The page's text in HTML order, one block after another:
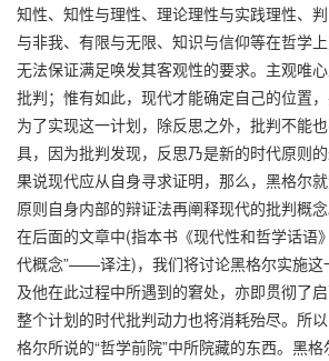
知性、知性与理性、理论理性与实践理性、
与非我、有限与无限、知识与信仰等在哲学
无法保证满足唤发其客观性的要求。主观唯
批判；惟有如此，现代才能确定自己的位置，
为了实现这一计划，除反思之外，批判不能
具，因为批判发现，反思乃是新的时代原则
果说现代应从自身寻求证明，那么，黑格尔
原则自身内部的辩证法再阐释现代的批判概念
在后面的文章中(指本书《现代性和哲学话语
代概念”——译注)，我们将讨论黑格尔实施这
及他在此过程中所遇到的窘处，亦即贯彻了
整个计划的时代批判动力也将消耗殆尽。所
格尔所说的“哲学前院”中所院藏的东西。黑格